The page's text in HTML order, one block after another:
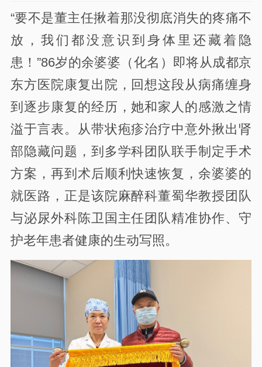
“要不是董主任揪着那没彻底消失的疼痛不
放，我们都没意识到身体里还藏着隐
患！”86岁的余婆婆（化名）即将从成都京
东方医院康复出院，回想这段从病痛缠身
到逐步康复的经历，她和家人的感激之情
溢于言表。从带状疱疹治疗中意外揪出肾
部隐藏问题，到多学科团队联手制定手术
方案，再到术后顺利快速恢复，余婆婆的
就医路，正是该院麻醉科董蜀华教授团队
与泌尿外科陈卫国主任团队精准协作、守
护老年患者健康的生动写照。